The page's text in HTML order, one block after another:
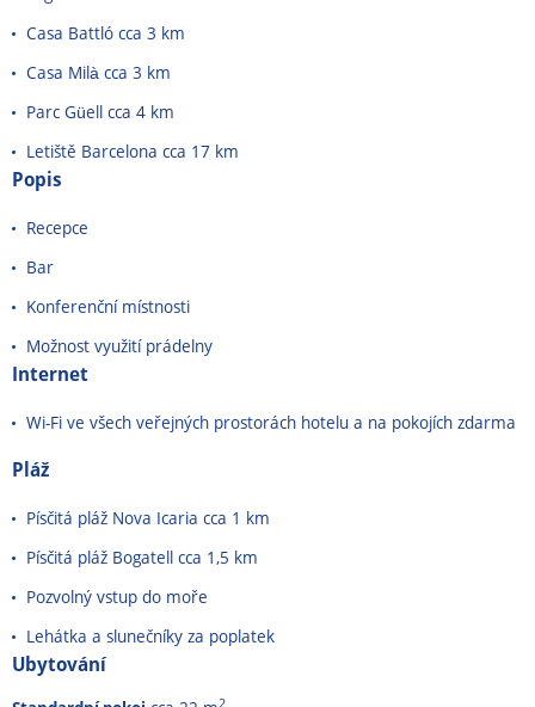
Casa Battló cca 3 km
Casa Milà cca 3 km
Parc Güell cca 4 km
Letiště Barcelona cca 17 km
Popis
Recepce
Bar
Konferenční místnosti
Možnost využití prádelny
Internet
Wi-Fi ve všech veřejných prostorách hotelu a na pokojích zdarma
Pláž
Písčitá pláž Nova Icaria cca 1 km
Písčitá pláž Bogatell cca 1,5 km
Pozvolný vstup do moře
Lehátka a slunečníky za poplatek
Ubytování
2